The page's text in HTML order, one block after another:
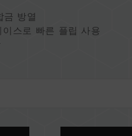
방열
스로 빠른 플립 사용